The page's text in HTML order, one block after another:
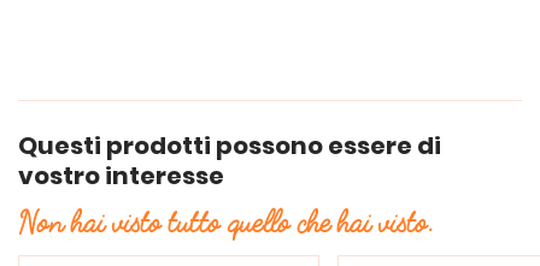
Questi prodotti possono essere di
vostro interesse
Non hai visto tutto quello che hai visto.